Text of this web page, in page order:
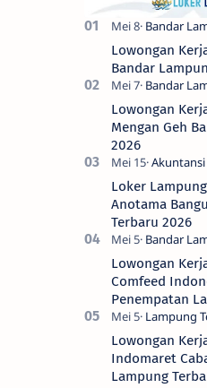
Lowongan
Bandar
Lowongan
Mengan Geh
2026
Loker
Anotama
Terbaru 2026
Lowongan
Comfeed
Penempatan
Lowongan
Indomaret
Lampung